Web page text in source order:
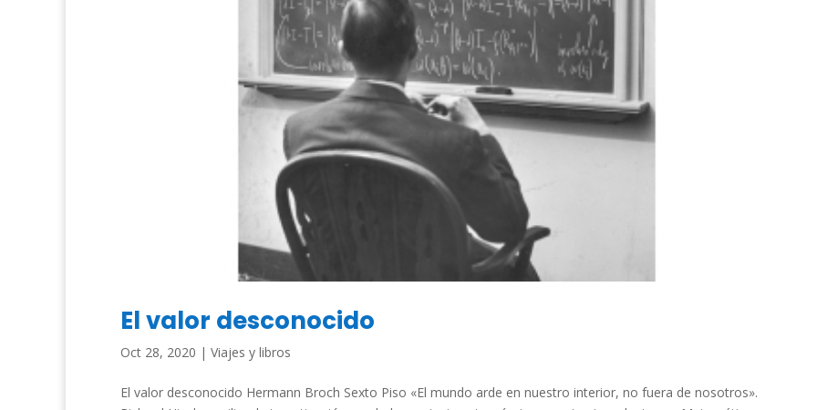
El valor desconocido
Oct 28, 2020 | Viajes y libros
El valor desconocido Hermann Broch Sexto Piso «El mundo arde en nuestro interior, no fuera de nosotros».